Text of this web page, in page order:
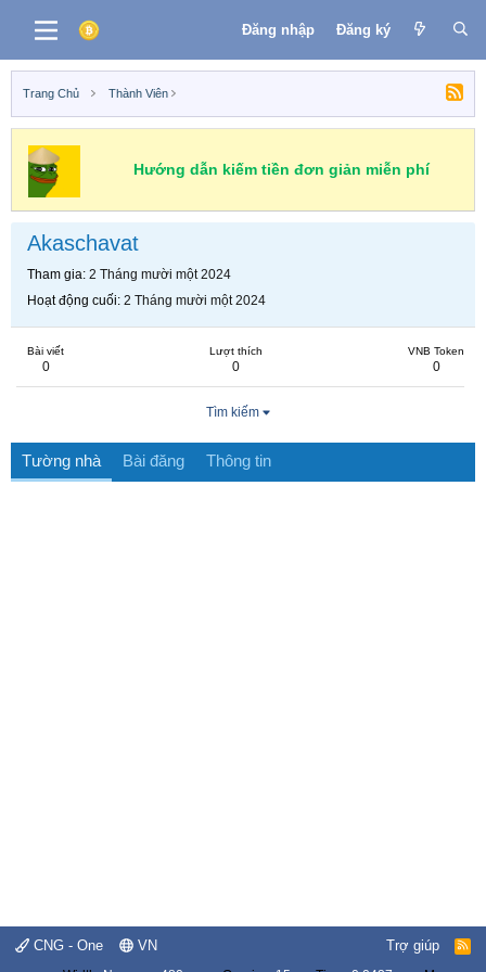
Đăng nhập Đăng ký
Trang Chủ Thành Viên
Hướng dẫn kiếm tiền đơn giản miễn phí
Akaschavat
Tham gia 2 Tháng mười một 2024
Hoạt động cuối 2 Tháng mười một 2024
Bài viết
0
Lượt thích
0
VNB Token
0
Tìm kiếm
Tường nhà Bài đăng Thông tin
CNG - One VN Trợ giúp
R